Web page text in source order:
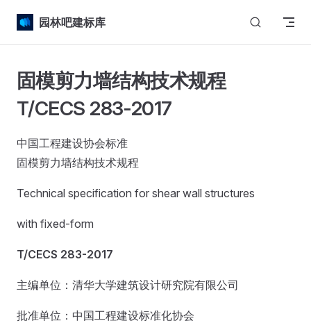
Skip to content
园林吧建标库
固模剪力墙结构技术规程
T/CECS 283-2017
中国工程建设协会标准
固模剪力墙结构技术规程
Technical specification for shear wall structures
with fixed-form
T/CECS 283-2017
主编单位：清华大学建筑设计研究院有限公司
批准单位：中国工程建设标准化协会